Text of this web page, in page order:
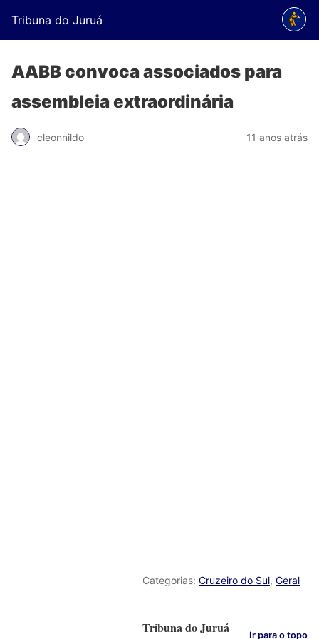
Tribuna do Juruá
AABB convoca associados para
assembleia extraordinária
cleonnildo 11 anos atrás
Categorias: Cruzeiro do Sul, Geral
Tribuna do Juruá Ir para o topo